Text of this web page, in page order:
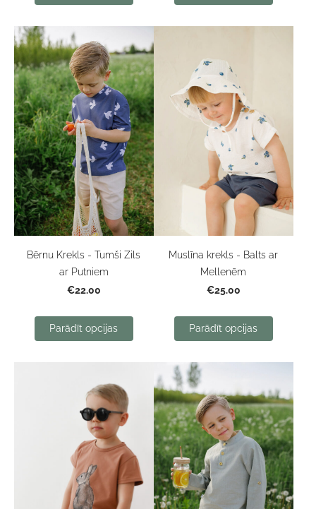
Bērnu Krekls - Tumši Zils
ar Putniem
€22.00
Parādīt opcijas
Muslīna krekls - Balts ar
Mellenēm
€25.00
Parādīt opcijas